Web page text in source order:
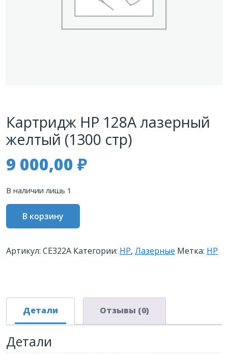
Картридж HP 128A лазерный
желтый (1300 стр)
9 000,00 ₽
В наличии лишь 1
Количество
товара
HP
128A
(1300
В корзину
Артикул: CE322A Категории: HP, Лазерные Метка: HP
Детали Отзывы (0)
Детали